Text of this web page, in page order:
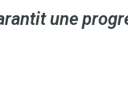
une